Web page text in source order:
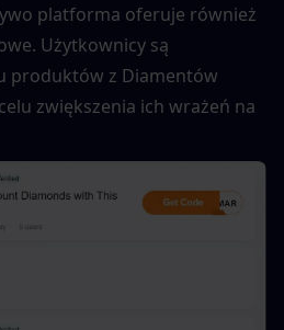
platforma oferuje również
Użytkownicy są
produktów z Diamentów
zwiększenia ich wrażeń na